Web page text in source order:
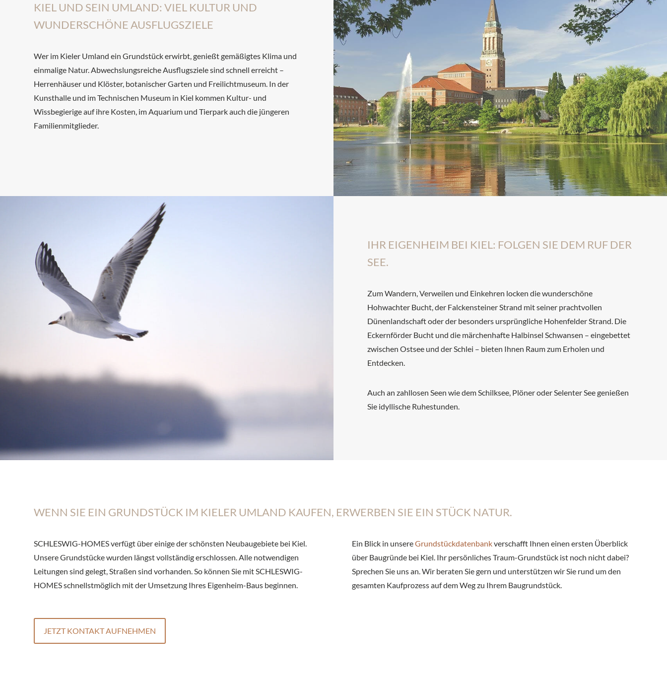
KIEL UND SEIN UMLAND: VIEL KULTUR UND
WUNDERSCHÖNE AUSFLUGSZIELE
Wer im Kieler Umland ein Grundstück erwirbt, genießt gemäßigtes Klima und
einmalige Natur. Abwechslungsreiche Ausflugsziele sind schnell erreicht –
Herrenhäuser und Klöster, botanischer Garten und Freilichtmuseum. In der
Kunsthalle und im Technischen Museum in Kiel kommen Kultur- und
Wissbegierige auf ihre Kosten, im Aquarium und Tierpark auch die jüngeren
Familienmitglieder.
IHR EIGENHEIM BEI KIEL: FOLGEN SIE DEM RUF DER
SEE.
Zum Wandern, Verweilen und Einkehren locken die wunderschöne
Hohwachter Bucht, der Falckensteiner Strand mit seiner prachtvollen
Dünenlandschaft oder der besonders ursprüngliche Hohenfelder Strand. Die
Eckernförder Bucht und die märchenhafte Halbinsel Schwansen – eingebettet
zwischen Ostsee und der Schlei – bieten Ihnen Raum zum Erholen und
Entdecken.
Auch an zahllosen Seen wie dem Schilksee, Plöner oder Selenter See genießen
Sie idyllische Ruhestunden.
WENN SIE EIN GRUNDSTÜCK IM KIELER UMLAND KAUFEN, ERWERBEN SIE EIN STÜCK NATUR.
SCHLESWIG-HOMES verfügt über einige der schönsten Neubaugebiete bei Kiel.
Unsere Grundstücke wurden längst vollständig erschlossen. Alle notwendigen
Leitungen sind gelegt, Straßen sind vorhanden. So können Sie mit SCHLESWIG-
HOMES schnellstmöglich mit der Umsetzung Ihres Eigenheim-Baus beginnen.
Ein Blick in unsereGrundstückdatenbankverschafft Ihnen einen ersten Überblick
über Baugründe bei Kiel. Ihr persönliches Traum-Grundstück ist noch nicht dabei?
Sprechen Sie uns an. Wir beraten Sie gern und unterstützen wir Sie rund um den
gesamten Kaufprozess auf dem Weg zu Ihrem Baugrundstück.
JETZT KONTAKT AUFNEHMEN